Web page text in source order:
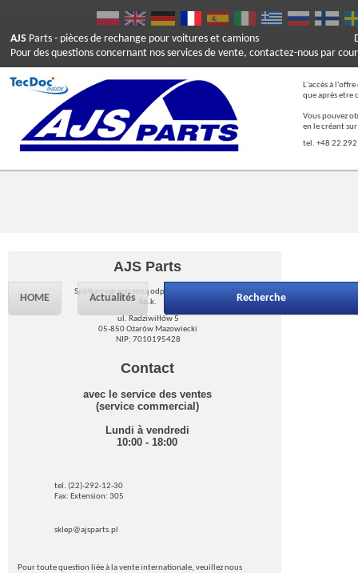
AJS Parts - pièces de rechange pour voitures et camions
Pour des questions concernant nos services de vente, contactez-nous par
L'accès à
que après etre
Vous pouvez
en le créant
tel. +48 22
HOME Actualités Recherche
AJS Parts
Spółka z ograniczoną odpowiedzialnością
Sp.k.
ul. Radziwiłłów 5
05-850 Ożarów Mazowiecki
NIP: 7010195428
Contact
avec le service des ventes
(service commercial)
Lundi à vendredi
10:00 - 18:00
tel. (22)-292-12-30
Fax: Extension: 305
sklep@ajsparts.pl
Pour toute question liée à la vente internationale, veuillez nous